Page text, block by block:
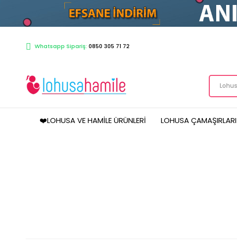
Whatsapp Sipariş: 0850 305 71 72
❤️LOHUSA VE HAMILE ÜRÜNLERI LOHUSA ÇAMAŞIRLARI